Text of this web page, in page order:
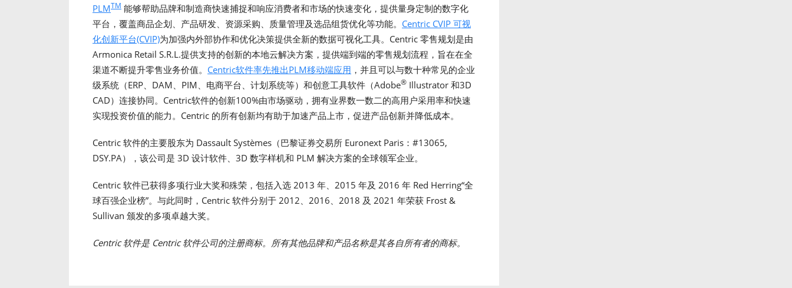
PLMTM 能够帮助品牌和制造商快速捕捉和响应消费者和市场的快速变化，提供量身定制的数字化
平台，覆盖商品企划、产品研发、资源采购、质量管理及选品组货优化等功能。 Centric CVIP 可视
化创新平台(CVIP)为加强内外部协作和优化决策提供全新的数据可视化工具。Centric 零售规划是由
Armonica Retail S.R.L.提供支持的创新的本地云解决方案，提供端到端的零售规划流程，旨在在全
渠道不断提升零售业务价值。 Centric软件率先推出PLM移动端应用 ，并且可以与数十种常见的企业
级系统（ERP、DAM、PIM、电商平台、计划系统等）和创意工具软件（Adobe® Illustrator 和3D
CAD）连接协同。Centric软件的创新100%由市场驱动，拥有业界数一数二的高用户采用率和快速
实现投资价值的能力。Centric 的所有创新均有助于加速产品上市，促进产品创新并降低成本。
Centric 软件的主要股东为 Dassault Systèmes（巴黎证券交易所 Euronext Paris：#13065,
DSY.PA），该公司是 3D 设计软件、3D 数字样机和 PLM 解决方案的全球领军企业。
Centric 软件已获得多项行业大奖和殊荣，包括入选 2013 年、2015 年及 2016 年 Red Herring“全
球百强企业榜”。与此同时，Centric 软件分别于 2012、2016、2018 及 2021 年荣获 Frost &
Sullivan 颁发的多项卓越大奖。
Centric 软件是 Centric 软件公司的注册商标。所有其他品牌和产品名称是其各自所有者的商标。